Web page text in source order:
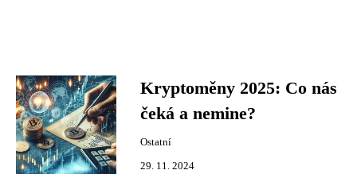
Kryptoměny 2025: Co nás
čeká a nemine?
Ostatní
29. 11. 2024